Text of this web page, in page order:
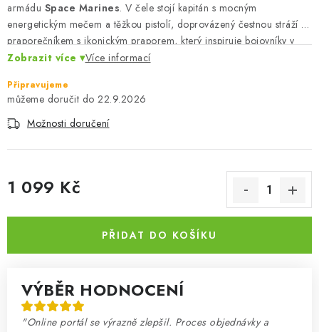
Převodník modelářských barev
Modelářský slovník Art Scale
FAQ
Výstavy 2026
armádu Space Marines. V čele stojí kapitán s mocným
energetickým mečem a těžkou pistolí, doprovázený čestnou stráží a
praporečníkem s ikonickým praporem, který inspiruje bojovníky v
okolí.
Zobrazit více Více informací
Připravujeme
22.9.2026
Možnosti doručení
1 099 Kč
PŘIDAT DO KOŠÍKU
VÝBĚR HODNOCENÍ
"Online portál se výrazně zlepšil. Proces objednávky a